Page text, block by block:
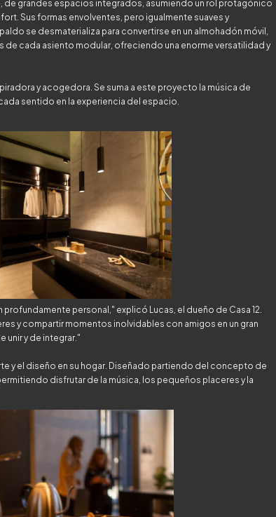
de grandes espacios integrados, asumiendo un rol protagónico
Sus formas envolventes, pero igualmente suaves y
se desmaterializa para convertirse en un almohadón móvil,
cada asiento modular, ofreciendo una enorme versatilidad y
y acogedora. Se suma a este proyecto la música de
sentido en la experiencia del espacio.
personal," explicó Lucas, el dueño de Casa 12.
y compartir momentos inolvidables con amigos en un gran
unir y de integrar."
y el diseño en su hogar. Diseñado partiendo del concepto de
disfrutar de la música, los pequeños placeres y la